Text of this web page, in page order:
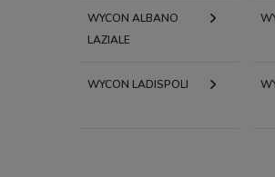
WYCON ALBANO
LAZIALE
WYCON LADISPOLI